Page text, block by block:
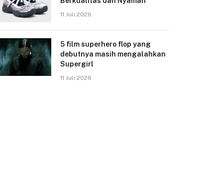
11 Juli 2026
5 film superhero flop yang
debutnya masih mengalahkan
Supergirl
11 Juli 2026